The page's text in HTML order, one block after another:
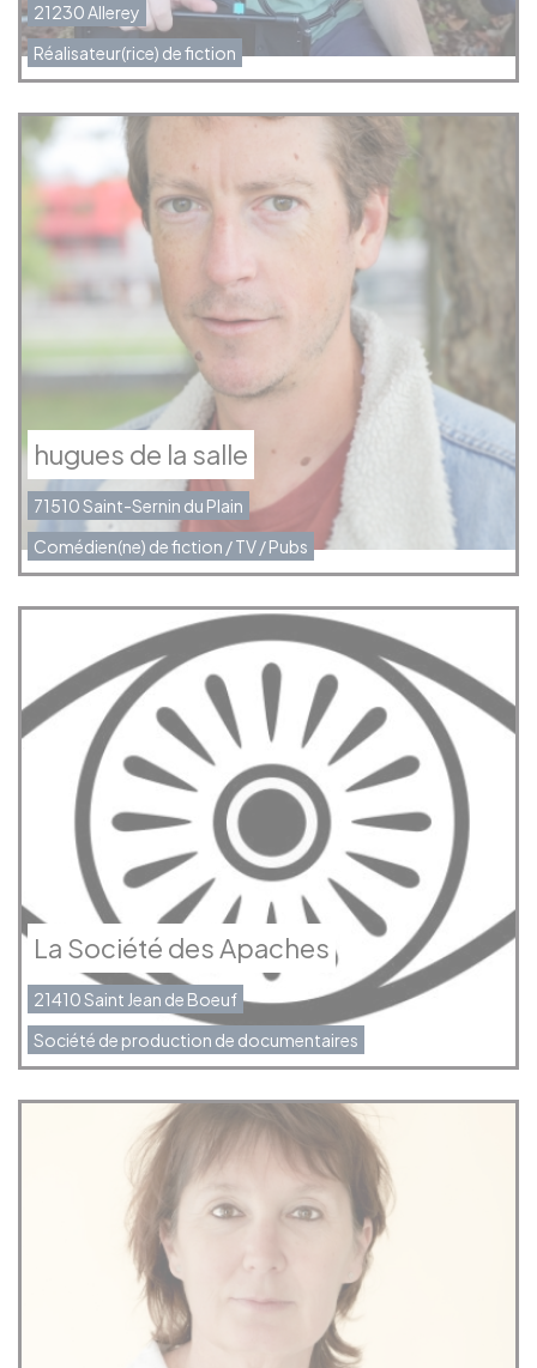
21230 Allerey
Réalisateur(rice) de fiction
hugues de la salle
71510 Saint-Sernin du Plain
Comédien(ne) de fiction / TV / Pubs
La Société des Apaches
21410 Saint Jean de Boeuf
Société de production de documentaires